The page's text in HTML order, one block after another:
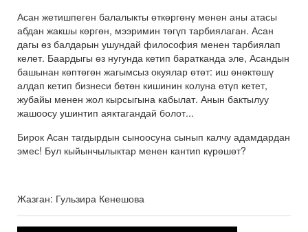
Асан жетишпеген балалыкты өткөргөнү менен аны атасы
абдан жакшы көргөн, мээримин төгүп тарбиялаган. Асан
дагы өз балдарын ушундай философия менен тарбиялап
келет. Баардыгы өз нугунда кетип баратканда эле, Асандын
башынан көптөгөн жагымсыз окуялар өтөт: иш өнөктөшү
алдап кетип бизнеси бөтөн кишинин колуна өтүп кетет,
жубайы менен жол кырсыгына кабылат. Анын бактылуу
жашоосу ушинтип аяктагандай болот...
Бирок Асан тагдырдын сыноосуна сынып калчу адамдардан
эмес! Бул кыйынчылыктар менен кантип күрөшөт?
Жазган: Гульзира Кенешова